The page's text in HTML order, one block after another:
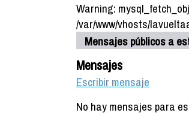
Warning:
/var/www/vhosts/
Mensajes públicos a
Mensajes
Escribir mensaje
No hay mensajes para